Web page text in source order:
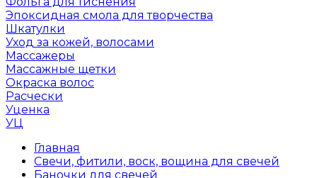
Эпоксидная смола для творчества
Шкатулки
Уход за кожей, волосами
Массажеры
Массажные щетки
Окраска волос
Расчески
Уценка
УЦ
Главная
Свечи, фитили, воск, вощина для свечей
Баночки для свечей